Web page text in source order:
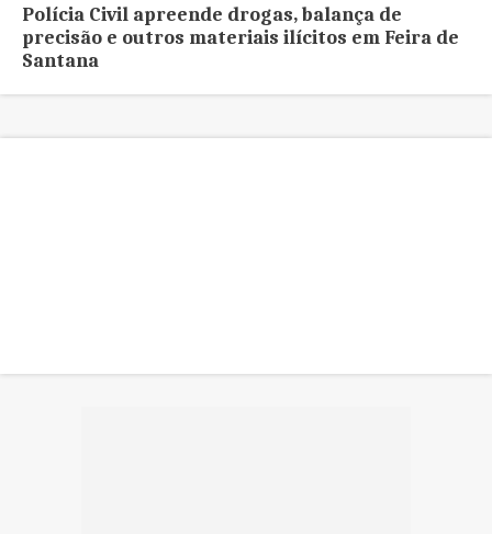
Polícia Civil apreende drogas, balança de
precisão e outros materiais ilícitos em Feira de
Santana